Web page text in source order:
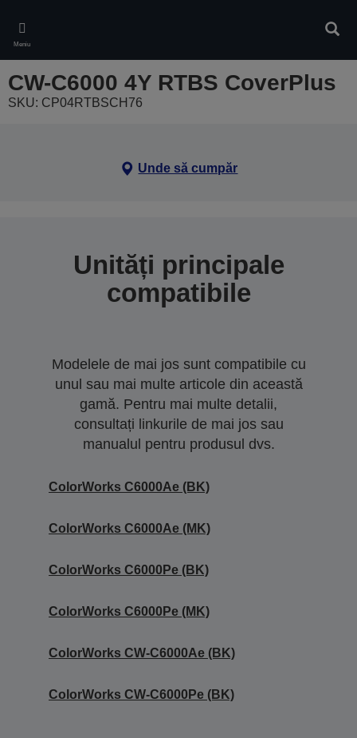
main
content
Meniu
CW-C6000 4Y RTBS CoverPlus
SKU: CP04RTBSCH76
Unde să cumpăr
Unități principale
compatibile
Modelele de mai jos sunt compatibile cu
unul sau mai multe articole din această
gamă. Pentru mai multe detalii,
consultați linkurile de mai jos sau
manualul pentru produsul dvs.
ColorWorks C6000Ae (BK)
ColorWorks C6000Ae (MK)
ColorWorks C6000Pe (BK)
ColorWorks C6000Pe (MK)
ColorWorks CW-C6000Ae (BK)
ColorWorks CW-C6000Pe (BK)